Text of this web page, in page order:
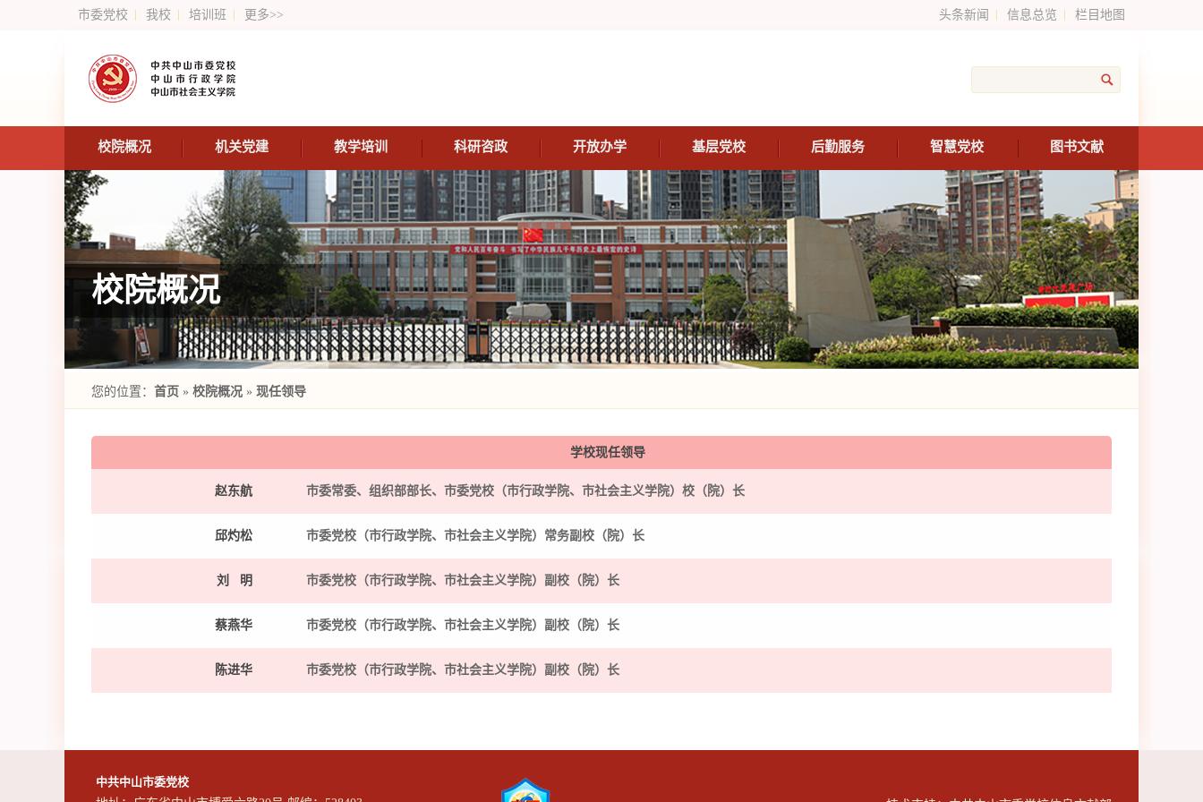
市委党校 我校 培训班 更多>> 头条新闻 信息总览 栏目地图
校院概况 机关党建 教学培训 科研咨政 开放办学 基层党校 后勤服务 智慧党校 图书文献
校院概况
您的位置： 首页 » 校院概况 » 现任领导
学校现任领导
赵东航 市委常委、组织部部长、市委党校（市行政学院、市社会主义学院）校（院）长
邱灼松 市委党校（市行政学院、市社会主义学院）常务副校（院）长
刘 明 市委党校（市行政学院、市社会主义学院）副校（院）长
蔡燕华 市委党校（市行政学院、市社会主义学院）副校（院）长
陈进华 市委党校（市行政学院、市社会主义学院）副校（院）长
中共中山市委党校